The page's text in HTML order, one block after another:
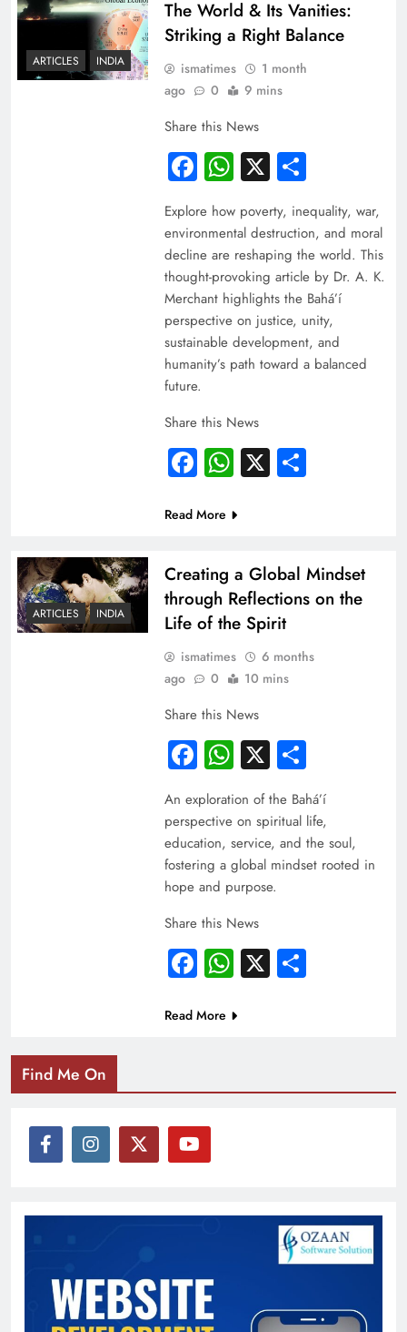
ARTICLES INDIA
The World & Its Vanities:
Striking a Right Balance
ismatimes
1 month
ago
0 9 mins
Share this News
Facebook
WhatsApp
X Share
Explore how poverty, inequality, war,
environmental destruction, and moral
decline are reshaping the world. This
thought-provoking article by Dr. A. K.
Merchant highlights the Bahá’í
perspective on justice, unity,
sustainable development, and
humanity’s path toward a balanced
future.
Share this News
Facebook
WhatsApp
X Share
Read More
ARTICLES INDIA
Creating a Global Mindset
through Reflections on the
Life of the Spirit
ismatimes
6 months
ago
0 10 mins
Share this News
Facebook
WhatsApp
X Share
An exploration of the Bahá’í
perspective on spiritual life,
education, service, and the soul,
fostering a global mindset rooted in
hope and purpose.
Share this News
Facebook
WhatsApp
X Share
Read More
Find Me On